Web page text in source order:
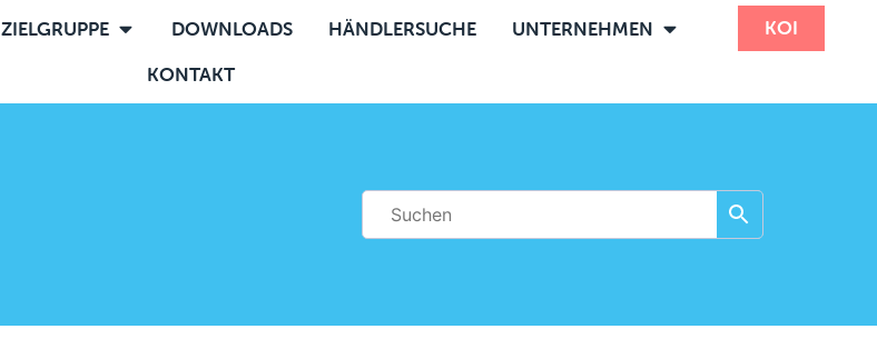
ZIELGRUPPE DOWNLOADS HÄNDLERSUCHE
UNTERNEHMEN
KONTAKT
KOI